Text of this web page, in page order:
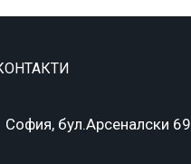
София, бул.Арсеналски 69